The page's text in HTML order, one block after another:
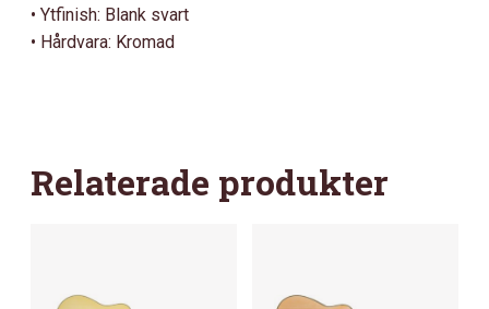
• Ytfinish: Blank svart
• Hårdvara: Kromad
Relaterade produkter